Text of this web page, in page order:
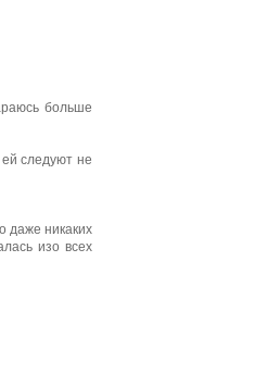
больше
следуют не
даже никаких
изо всех